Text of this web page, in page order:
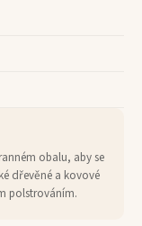
obalu, aby se
dřevěné a kovové
polstrováním.